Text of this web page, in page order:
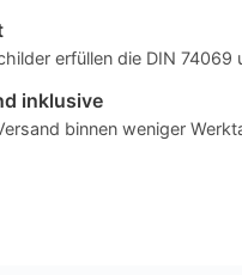
erfüllen die DIN
inklusive
binnen weniger